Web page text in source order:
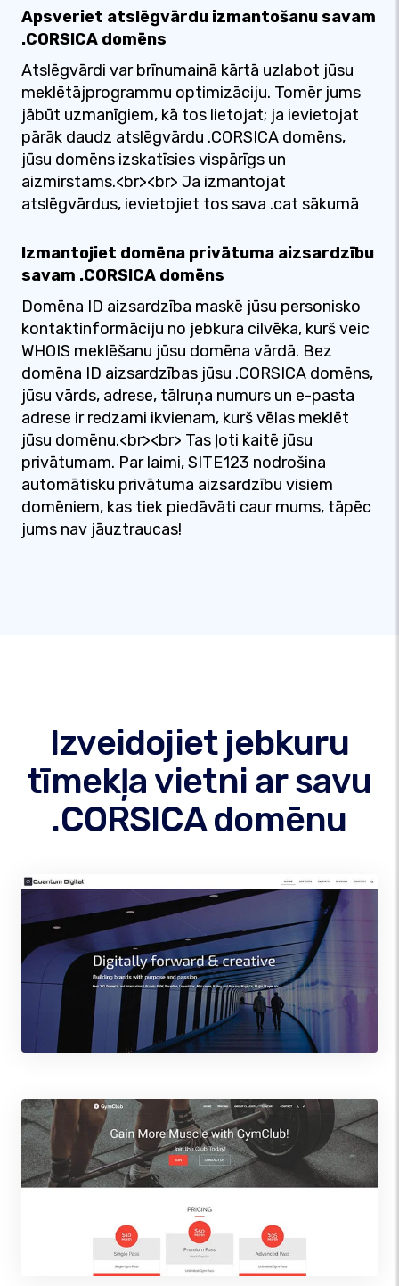
Apsveriet atslēgvārdu izmantošanu savam
.CORSICA domēns
Atslēgvārdi var brīnumainā kārtā uzlabot jūsu
meklētājprogrammu optimizāciju. Tomēr jums
jābūt uzmanīgiem, kā tos lietojat; ja ievietojat
pārāk daudz atslēgvārdu .CORSICA domēns,
jūsu domēns izskatīsies vispārīgs un
aizmirstams.<br><br> Ja izmantojat
atslēgvārdus, ievietojiet tos sava .cat sākumā
Izmantojiet domēna privātuma aizsardzību
savam .CORSICA domēns
Domēna ID aizsardzība maskē jūsu personisko
kontaktinformāciju no jebkura cilvēka, kurš veic
WHOIS meklēšanu jūsu domēna vārdā. Bez
domēna ID aizsardzības jūsu .CORSICA domēns,
jūsu vārds, adrese, tālruņa numurs un e-pasta
adrese ir redzami ikvienam, kurš vēlas meklēt
jūsu domēnu.<br><br> Tas ļoti kaitē jūsu
privātumam. Par laimi, SITE123 nodrošina
automātisku privātuma aizsardzību visiem
domēniem, kas tiek piedāvāti caur mums, tāpēc
jums nav jāuztraucas!
Izveidojiet jebkuru
tīmekļa vietni ar savu
.CORSICA domēnu